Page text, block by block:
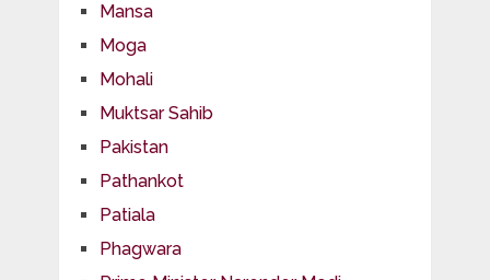
Mansa
Moga
Mohali
Muktsar Sahib
Pakistan
Pathankot
Patiala
Phagwara